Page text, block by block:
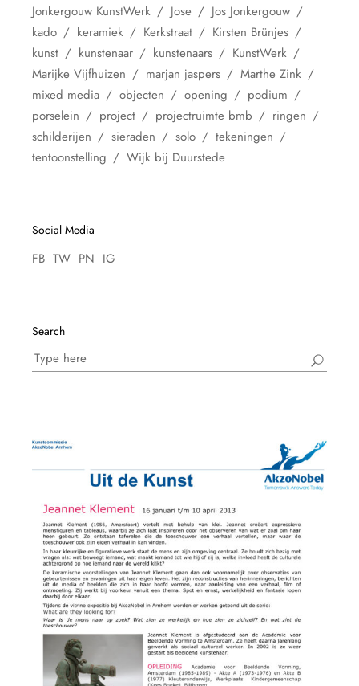
Jonkergouw KunstWerk
Jose
Jos Jonkergouw
kado
keramiek Kerkstraat
Kirsten Brünjes
kunst
kunstenaar kunstenaars
KunstWerk
Marijke Vijfhuizen
marjan jaspers
Marthe Zink
mixed media
objecten opening
podium
porselein
project projectruimte bmb
ringen
schilderijen
sieraden solo
tekeningen
tentoonstelling
Wijk bij Duurstede
Social Media
FB TW PN IG
Search
Search
for: